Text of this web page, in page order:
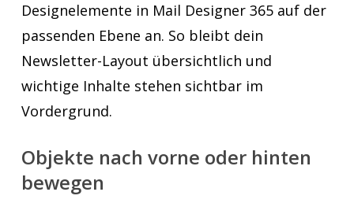
Designelemente in Mail Designer 365 auf der
passenden Ebene an. So bleibt dein
Newsletter-Layout übersichtlich und
wichtige Inhalte stehen sichtbar im
Vordergrund.
Objekte nach vorne oder hinten
bewegen